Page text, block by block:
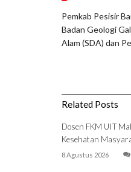
Pemkab Pesisir
Badan Geologi
Alam (SDA) dan
Related Posts
Dosen FKM UIT
Kesehatan
8 Agustus 2026